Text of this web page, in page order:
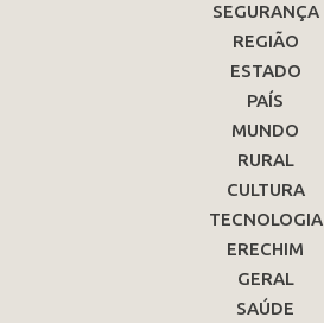
SEGURANÇA
REGIÃO
ESTADO
PAÍS
MUNDO
RURAL
CULTURA
TECNOLOGIA
ERECHIM
GERAL
SAÚDE